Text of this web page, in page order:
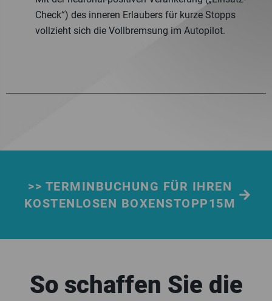
Check“) des inneren Erlaubers für kurze Stopps
vollzieht sich die Vollbremsung im Autopilot.
>> TERMINBUCHUNG FÜR IHREN
KOSTENLOSEN BOXENSTOPP15M
So schaffen Sie die